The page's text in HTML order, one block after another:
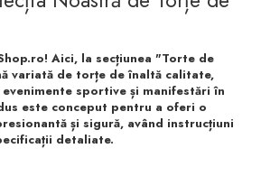
Aici, la secțiunea "Torte de
variată de torțe de înaltă calitate,
sportive și manifestări în
este conceput pentru a oferi o
și sigură, având instrucțiuni
detaliate.